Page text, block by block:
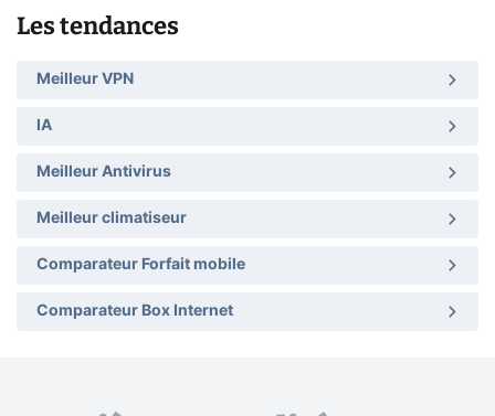
Les tendances
Meilleur VPN
IA
Meilleur Antivirus
Meilleur climatiseur
Comparateur Forfait mobile
Comparateur Box Internet